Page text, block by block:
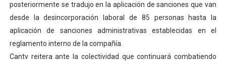
posteriormente se tradujo en la aplicación de sanciones que van
desde la desincorporación laboral de 85 personas hasta la
aplicación de sanciones administrativas establecidas en el
reglamento interno de la compañía.
Cantv reitera ante la colectividad que continuará combatiendo